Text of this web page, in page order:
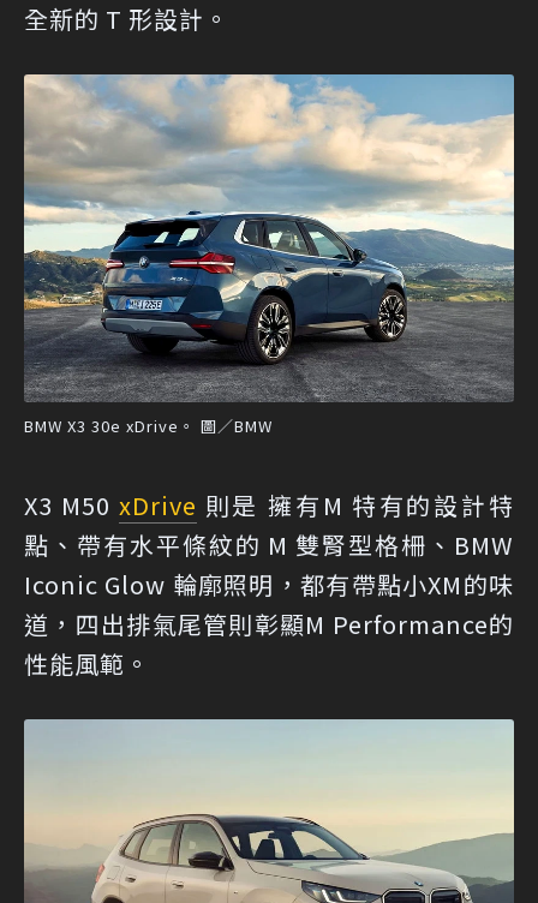
全新的 T 形設計。
BMW X3 30e xDrive。 圖／BMW
X3 M50 xDrive 則是 擁有M 特有的設計特
點、帶有水平條紋的 M 雙腎型格柵、BMW
Iconic Glow 輪廓照明，都有帶點小XM的味
道，四出排氣尾管則彰顯M Performance的
性能風範。